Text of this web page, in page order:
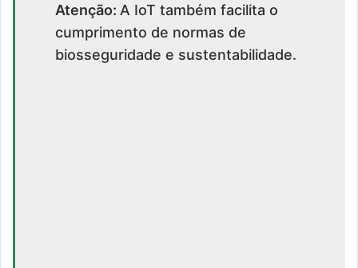
Atenção: A IoT também facilita o
cumprimento de normas de
biosseguridade e sustentabilidade.